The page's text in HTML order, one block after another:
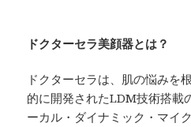
ドクターセラ美顔器とは？
ドクターセラは、肌の悩みを
的に開発されたLDM技術搭載
ーカル・ダイナミック・マイ